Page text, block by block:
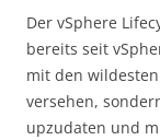
Der vSphere
bereits seit
mit den
versehen,
upzudaten und